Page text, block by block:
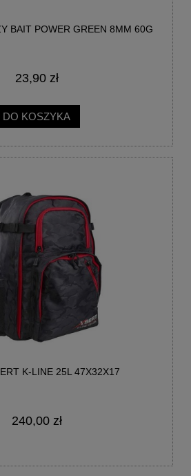
BAIT POWER GREEN 8MM 60G
23,90 zł
DO KOSZYKA
K-LINE 25L 47X32X17
240,00 zł